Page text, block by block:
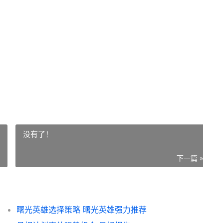
没有了！
下一篇 »
曙光英雄选择策略 曙光英雄强力推荐